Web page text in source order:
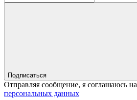
Подписаться
Отправляя сообщение, я соглашаюсь на
персональных данных